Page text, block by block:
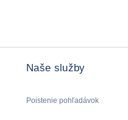
Naše služby
Poistenie pohľadávok